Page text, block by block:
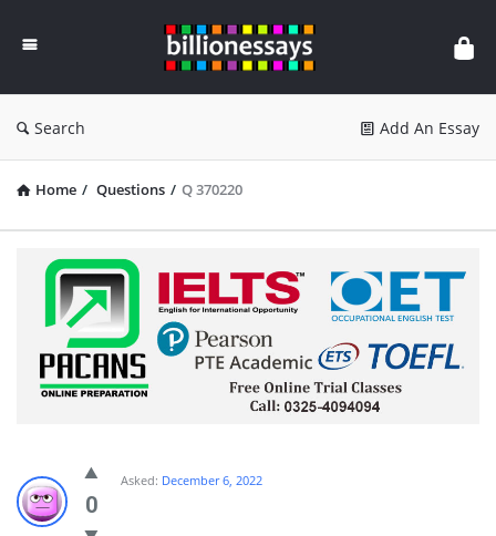
Essays
Search Add An Essay
Home / Questions / Q 370220
0
Asked: December 6, 2022